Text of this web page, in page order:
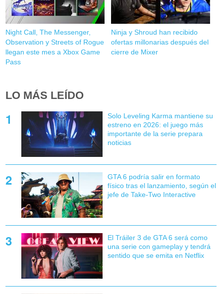
Night Call, The Messenger,
Observation y Streets of Rogue
llegan este mes a Xbox Game
Pass
Ninja y Shroud han recibido
ofertas millonarias después del
cierre de Mixer
LO MÁS LEÍDO
Solo Leveling Karma mantiene su
estreno en 2026: el juego más
importante de la serie prepara
noticias
GTA 6 podría salir en formato
físico tras el lanzamiento, según el
jefe de Take-Two Interactive
El Tráiler 3 de GTA 6 será como
una serie con gameplay y tendrá
sentido que se emita en Netflix